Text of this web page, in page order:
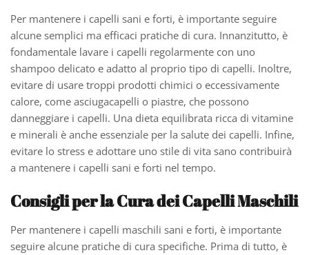
Per mantenere i capelli sani e forti, è importante seguire
alcune semplici ma efficaci pratiche di cura. Innanzitutto, è
fondamentale lavare i capelli regolarmente con uno
shampoo delicato e adatto al proprio tipo di capelli. Inoltre,
evitare di usare troppi prodotti chimici o eccessivamente
calore, come asciugacapelli o piastre, che possono
danneggiare i capelli. Una dieta equilibrata ricca di vitamine
e minerali è anche essenziale per la salute dei capelli. Infine,
evitare lo stress e adottare uno stile di vita sano contribuirà
a mantenere i capelli sani e forti nel tempo.
Consigli per la Cura dei Capelli Maschili
Per mantenere i capelli maschili sani e forti, è importante
seguire alcune pratiche di cura specifiche. Prima di tutto, è